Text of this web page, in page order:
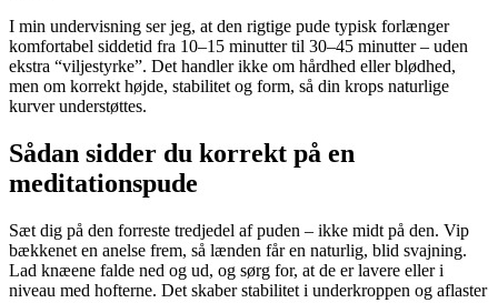
I min undervisning ser jeg, at den rigtige pude typisk forlænger
komfortabel siddetid fra 10–15 minutter til 30–45 minutter – uden
ekstra “viljestyrke”. Det handler ikke om hårdhed eller blødhed,
men om korrekt højde, stabilitet og form, så din krops naturlige
kurver understøttes.
Sådan sidder du korrekt på en
meditationspude
Sæt dig på den forreste tredjedel af puden – ikke midt på den. Vip
bækkenet en anelse frem, så lænden får en naturlig, blid svajning.
Lad knæene falde ned og ud, og sørg for, at de er lavere eller i
niveau med hofterne. Det skaber stabilitet i underkroppen og aflaster